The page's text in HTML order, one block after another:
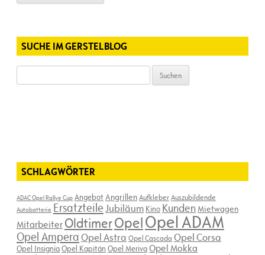
SUCHE IM GERSTELBLOG
SCHLAGWÖRTER
ADAC Opel Rallye Cup AngebotAngrillenAufkleberAuszubildende
Autobatterie ErsatzteileJubiläum Kino KundenMietwagen
Mitarbeiter OldtimerOpelOpel ADAM
Opel AmperaOpel Astra Opel Cascada Opel Corsa
Opel InsigniaOpel Kapitän Opel MerivaOpel Mokka